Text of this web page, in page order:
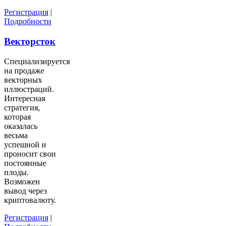
Регистрация |
Подробности
Векторсток
Специализируется
на продаже
векторных
иллюстраций.
Интересная
стратегия,
которая
оказалась
весьма
успешной и
проносит свои
постоянные
плоды.
Возможен
вывод через
криптовалюту.
Регистрация |